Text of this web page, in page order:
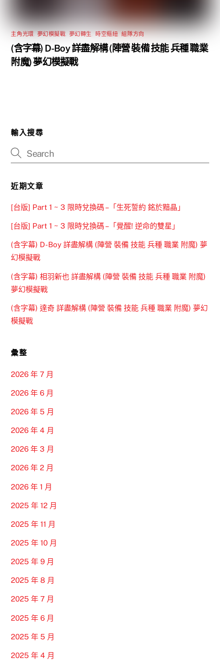
主角光環 ,夢幻模擬戰 夢幻轉生 ,時空樞紐 ,組隊方向
(含字幕) D-Boy 詳盡解構 (陣營 裝備 技能 兵種 職業
附魔) 夢幻模擬戰
輸入搜尋
近期文章
[台版] Part 1 ~ 3 限時兌換碼 –「生死誓約 銘於黯晶」
[台版] Part 1 ~ 3 限時兌換碼 –「覺醒! 逆命的雙星」
(含字幕) D-Boy 詳盡解構 (陣營 裝備 技能 兵種 職業 附魔) 夢
幻模擬戰
(含字幕) 相羽新也 詳盡解構 (陣營 裝備 技能 兵種 職業 附魔)
夢幻模擬戰
(含字幕) 達奇 詳盡解構 (陣營 裝備 技能 兵種 職業 附魔) 夢幻
模擬戰
彙整
2026 年 7 月
2026 年 6 月
2026 年 5 月
2026 年 4 月
2026 年 3 月
2026 年 2 月
2026 年 1 月
2025 年 12 月
2025 年 11 月
2025 年 10 月
2025 年 9 月
2025 年 8 月
2025 年 7 月
2025 年 6 月
2025 年 5 月
2025 年 4 月